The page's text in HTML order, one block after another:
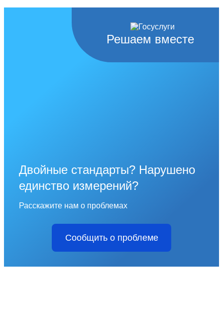
Решаем вместе
Двойные стандарты? Нарушено
единство измерений?
Расскажите нам о проблемах
Сообщить о проблеме